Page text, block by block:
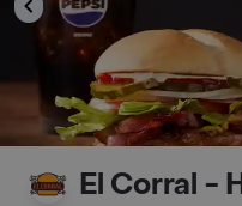
El Corral -